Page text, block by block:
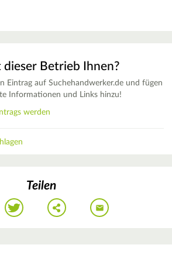
dieser Betrieb Ihnen?
Eintrag auf Suchehandwerker.de und fügen
Informationen und Links hinzu!
werden
Teilen